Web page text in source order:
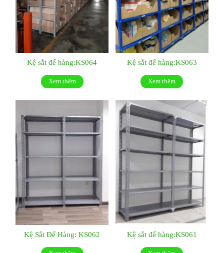
Kệ sắt để hàng:KS064
Xem thêm
Kệ sắt để hàng:KS063
Xem thêm
Kệ Sắt Để Hàng: KS062 Kệ sắt để hàng:KS061